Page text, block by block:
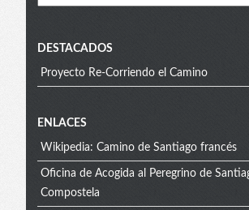
menu
DESTACADOS
Proyecto Re-Corriendo el Camino
Extra
menu
ENLACES
Wikipedia: Camino de Santiago francés
Oficina de Acogida al Peregrino de
Compostela